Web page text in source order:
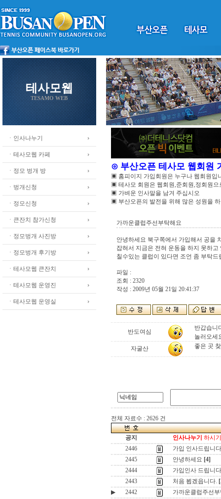
테사모웹
TESAMO WEB
ㆍ인사나누기
ㆍ테사모웹 카페
ㆍ정모 벙개 방
ㆍ벙개신청
ㆍ정모신청
ㆍ큰잔치 참가신청
ㆍ정모벙개 사진방
ㆍ정모벙개 후기방
ㆍ테사모웹 큰잔치
ㆍ테사모웹 운영진
ㆍ테사모웹 운영실
⊙ 부산오픈 테사모 웹회원
▣ 홈피이지 가입회원은 누구나 웹회원입
▣ 테사모 회원은 웹회원,준회원,정회원으
▣ 가벼운 인사말을 남겨 주십시오
▣ 부산오픈의 발전을 위해 많은 성원을
가까운클럽주선부탁해요
안녕하세요 북구쪽에서 가입해서 공을
잡혀서 지금은 전혀 운동을 하지 못하
칠수있는 클럽이 있다면 조언 좀 부탁드
파일 :
조회 : 2320
작성 : 2009년 05월 21일 20:41:37
반도여심
반갑습니
놀러오세
자굴산
좋은 곳
전체 자료수 : 2626 건
공지 인사나누기 하시
2446
가입 인사드립니
2445
안녕하세요 [4]
2444
가입인사 드립니다
2443
처음 뵙겠읍니다.
▶
2442
가까운클럽주선